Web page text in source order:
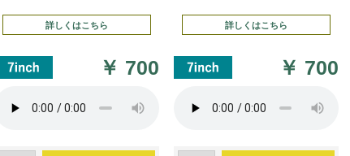
詳しくはこちら
￥ 700
詳しくはこちら
￥ 700